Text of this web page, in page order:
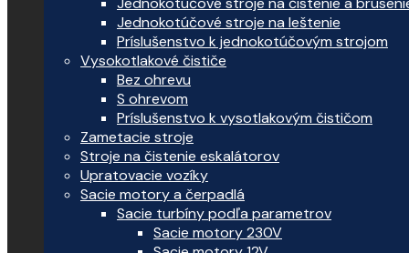
Jednokotúčové stroje na leštenie
Príslušenstvo k jednokotúčovým strojom
Vysokotlakové čističe
Bez ohrevu
S ohrevom
Príslušenstvo k vysotlakovým čističom
Zametacie stroje
Stroje na čistenie eskalátorov
Upratovacie vozíky
Sacie motory a čerpadlá
Sacie turbíny podľa parametrov
Sacie motory 230V